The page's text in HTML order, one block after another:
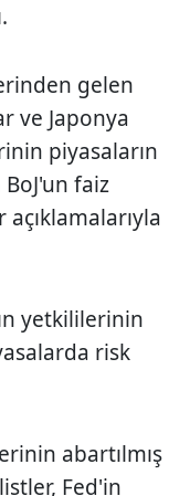
gelen
ve Japonya
piyasaların
faiz
yetkililerinin
risk
abartılmış
Fed'in